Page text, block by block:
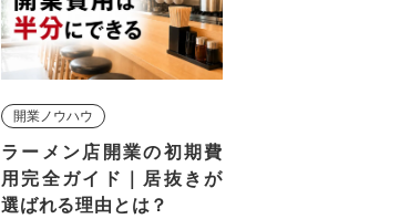
開業ノウハウ
ラーメン店開業の初期費
用完全ガイド｜居抜きが
選ばれる理由とは？